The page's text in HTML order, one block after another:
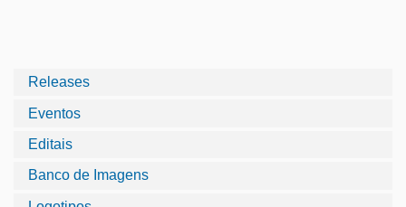
Releases
Eventos
Editais
Banco de Imagens